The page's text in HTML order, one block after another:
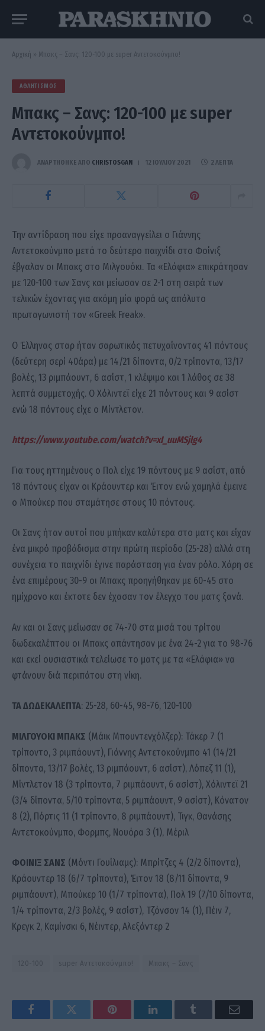
Αρχική » Μπακς – Σανς: 120-100 με super Αντετοκούνμπο!
ΑΘΛΗΤΙΣΜΌΣ
Μπακς – Σανς: 120-100 με super
Αντετοκούνμπο!
ΑΝΑΡΤΗΘΗΚΕ ΑΠΟ CHRISTOSGAN 12 ΙΟΥΛΊΟΥ 2021 2 ΛΕΠΤΆ
Την αντίδραση που είχε προαναγγείλει ο Γιάννης
Αντετοκούνμπο μετά το δεύτερο παιχνίδι στο Φοίνιξ
έβγαλαν οι Μπακς στο Μιλγουόκι. Τα «Ελάφια» επικράτησαν
με 120-100 των Σανς και μείωσαν σε 2-1 στη σειρά των
τελικών έχοντας για ακόμη μία φορά ως απόλυτο
πρωταγωνιστή τον «Greek Freak».
Ο Έλληνας σταρ ήταν σαρωτικός πετυχαίνοντας 41 πόντους
(δεύτερη σερί 40άρα) με 14/21 δίποντα, 0/2 τρίποντα, 13/17
βολές, 13 ριμπάουντ, 6 ασίστ, 1 κλέψιμο και 1 λάθος σε 38
λεπτά συμμετοχής. Ο Χόλιντεϊ είχε 21 πόντους και 9 ασίστ
ενώ 18 πόντους είχε ο Μίντλετον.
https://www.youtube.com/watch?v=xI_uuMSjlg4
Για τους ηττημένους ο Πολ είχε 19 πόντους με 9 ασίστ, από
18 πόντους είχαν οι Κράουντερ και Έιτον ενώ χαμηλά έμεινε
ο Μπούκερ που σταμάτησε στους 10 πόντους.
Οι Σανς ήταν αυτοί που μπήκαν καλύτερα στο ματς και είχαν
ένα μικρό προβάδισμα στην πρώτη περίοδο (25-28) αλλά στη
συνέχεια το παιχνίδι έγινε παράσταση για έναν ρόλο. Χάρη σε
ένα επιμέρους 30-9 οι Μπακς προηγήθηκαν με 60-45 στο
ημίχρονο και έκτοτε δεν έχασαν τον έλεγχο του ματς ξανά.
Αν και οι Σανς μείωσαν σε 74-70 στα μισά του τρίτου
δωδεκαλέπτου οι Μπακς απάντησαν με ένα 24-2 για το 98-76
και εκεί ουσιαστικά τελείωσε το ματς με τα «Ελάφια» να
φτάνουν διά περιπάτου στη νίκη.
ΤΑ ΔΩΔΕΚΑΛΕΠΤΑ: 25-28, 60-45, 98-76, 120-100
ΜΙΛΓΟΥΟΚΙ ΜΠΑΚΣ (Μάικ Μπουντενχόλζερ): Τάκερ 7 (1
τρίποντο, 3 ριμπάουντ), Γιάννης Αντετοκούνμπο 41 (14/21
δίποντα, 13/17 βολές, 13 ριμπάουντ, 6 ασίστ), Λόπεζ 11 (1),
Μίντλετον 18 (3 τρίποντα, 7 ριμπάουντ, 6 ασίστ), Χόλιντεϊ 21
(3/4 δίποντα, 5/10 τρίποντα, 5 ριμπάουντ, 9 ασίστ), Κόνατον
8 (2), Πόρτις 11 (1 τρίποντο, 8 ριμπάουντ), Τιγκ, Θανάσης
Αντετοκούνμπο, Φορμπς, Νουόρα 3 (1), Μέριλ
ΦΟΙΝΙΞ ΣΑΝΣ (Μόντι Γουίλιαμς): Μπρίτζες 4 (2/2 δίποντα),
Κράουντερ 18 (6/7 τρίποντα), Έιτον 18 (8/11 δίποντα, 9
ριμπάουντ), Μπούκερ 10 (1/7 τρίποντα), Πολ 19 (7/10 δίποντα,
1/4 τρίποντα, 2/3 βολές, 9 ασίστ), Τζόνσον 14 (1), Πέιν 7,
Κρεγκ 2, Καμίνσκι 6, Νέιντερ, Αλεξάντερ 2
120-100 super Αντετοκούνμπο! Μπακς – Σανς
FacebookTwitter Pinterest LinkedInTumblr Email